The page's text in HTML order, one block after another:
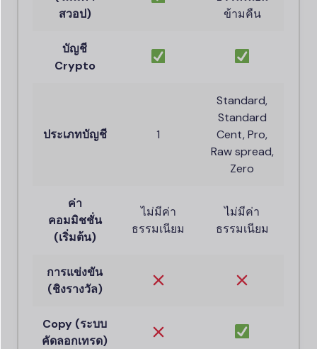
สวอป)
ข้ามคืน
บัญชี
Crypto
ประเภทบัญชี 1
Standard,
Standard
Cent, Pro,
Raw spread,
Zero
ค่า
คอมมิชชั่น
(เริ่มต้น)
ไม่มีค่า
ธรรมเนียม
ไม่มีค่า
ธรรมเนียม
การแข่งขัน
(ชิงรางวัล)
Copy (ระบบ
คัดลอกเทรด)